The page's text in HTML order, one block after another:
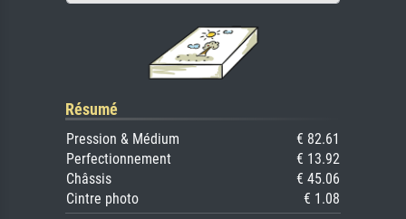
Résumé
Pression & Médium
€ 82.61
Perfectionnement
€ 13.92
Châssis
€ 45.06
Cintre photo
€ 1.08